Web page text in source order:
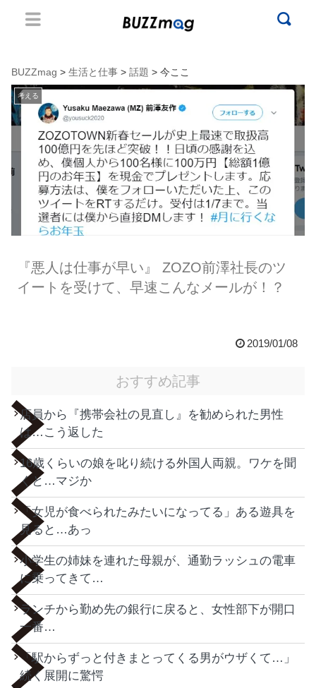
BUZZmag > 生活と仕事 > 話題 > 今ここ
考える
『悪人は仕事が早い』 ZOZO前澤社長のツ
イートを受けて、早速こんなメールが！？
2019/01/08
おすすめ記事
店員から『携帯会社の見直し』を勧められた男性
は…こう返した
16歳くらいの娘を叱り続ける外国人両親。ワケを聞
くと…マジか
「女児が食べられたみたいになってる」ある遊具を
見ると…あっ
小学生の姉妹を連れた母親が、通勤ラッシュの電車
に乗ってきて…
ランチから勤め先の銀行に戻ると、女性部下が開口
一番…
「駅からずっと付きまとってくる男がウザくて…」
続く展開に驚愕